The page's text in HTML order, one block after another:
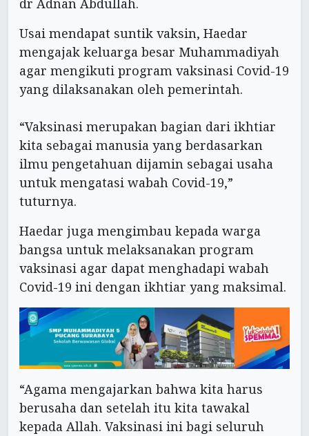
Usai mendapat suntik vaksin, Haedar
mengajak keluarga besar Muhammadiyah
agar mengikuti program vaksinasi Covid-19
yang dilaksanakan oleh pemerintah.
“Vaksinasi merupakan bagian dari ikhtiar
kita sebagai manusia yang berdasarkan
ilmu pengetahuan dijamin sebagai usaha
untuk mengatasi wabah Covid-19,”
tuturnya.
Haedar juga mengimbau kepada warga
bangsa untuk melaksanakan program
vaksinasi agar dapat menghadapi wabah
Covid-19 ini dengan ikhtiar yang maksimal.
“Agama mengajarkan bahwa kita harus
berusaha dan setelah itu kita tawakal
kepada Allah. Vaksinasi ini bagi seluruh